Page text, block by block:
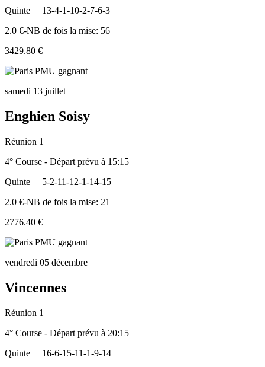
Quinte
13-4-1-10-2-7-6-3
2.0 €-NB de fois la mise: 56
3429.80 €
samedi 13 juillet
Enghien Soisy
Réunion 1
4° Course - Départ prévu à 15:15
Quinte
5-2-11-12-1-14-15
2.0 €-NB de fois la mise: 21
2776.40 €
vendredi 05 décembre
Vincennes
Réunion 1
4° Course - Départ prévu à 20:15
Quinte
16-6-15-11-1-9-14